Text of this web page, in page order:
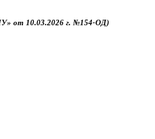
от 10.03.2026 г. №154-ОД)